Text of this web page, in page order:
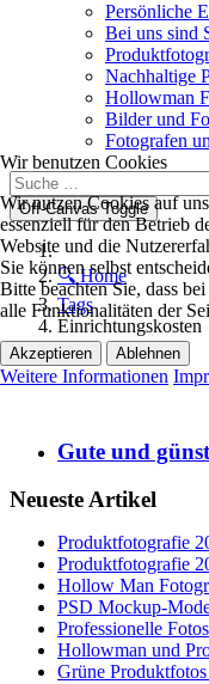
Persönliche
Bei uns sind
Nachhaltige
Hollowman
Bilder und
Fotografen
Off-Canvas Toggle
🔍 Home
Tags
Einrichtungskosten
Gute und
Neueste Artikel
Produktfotografie
Produktfotografie
Hollow Man
PSD Mockup-
Professionelle
Hollowman und
Grüne
Wir benutzen Cookies
Wir nutzen Cookies auf
essenziell für den Betrieb
Website und die
Sie können selbst
Bitte beachten Sie, dass
alle Funktionalitäten der
Akzeptieren Ablehnen
Weitere Informationen